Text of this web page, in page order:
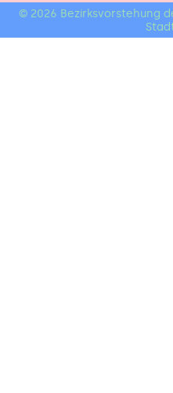
© 2026 Bezirksvorstehung